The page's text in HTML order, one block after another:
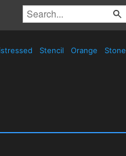
Stencil Orange Stone